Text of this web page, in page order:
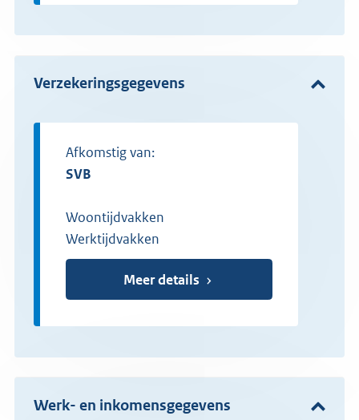
Verzekeringsgegevens
Afkomstig van:
SVB
Woontijdvakken
Werktijdvakken
Meer details
Werk- en inkomensgegevens